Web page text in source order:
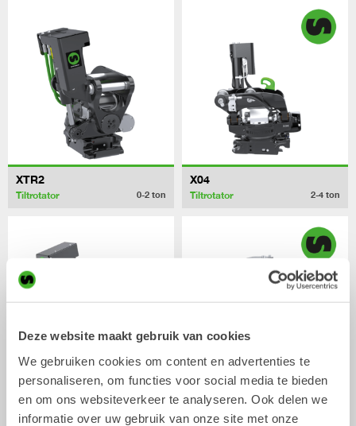
Deze website maakt gebruik van cookies
We gebruiken cookies om content en advertenties te
personaliseren, om functies voor social media te bieden
en om ons websiteverkeer te analyseren. Ook delen we
informatie over uw gebruik van onze site met onze
XTR2
Tiltrotator 0-2 ton
X04
Tiltrotator 2-4 ton
XTR7
Tiltrotator 4-7 ton
X07
Tiltrotator